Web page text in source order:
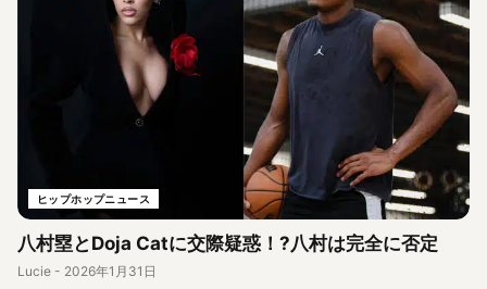
ヒップホップニュース
八村塁とDoja Catに交際疑惑！?八村は完全に否定
Lucie - 2026年1月31日